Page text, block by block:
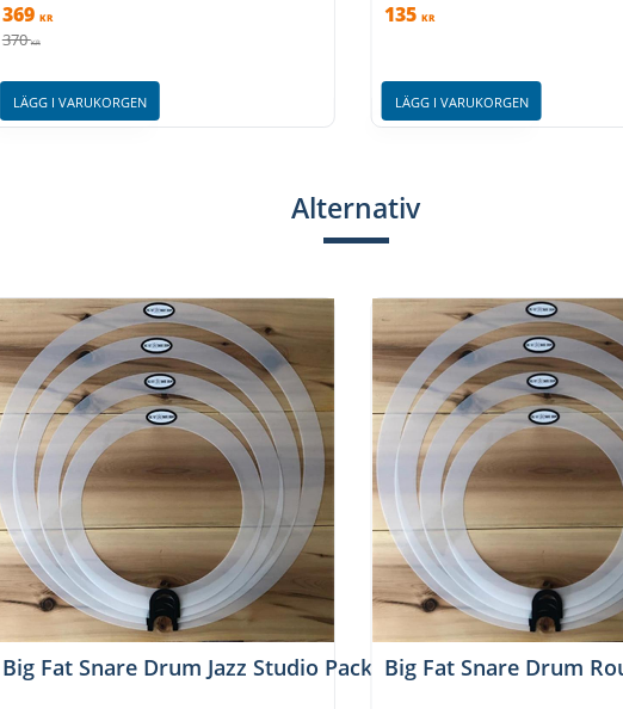
369 KR
370 KR
LÄGG I VARUKORGEN
135 KR
LÄGG I VARUKORGEN
Alternativ
Big Fat Snare Drum Jazz Studio Pack Round Sounds 4-pack
Big Fat Snare Drum